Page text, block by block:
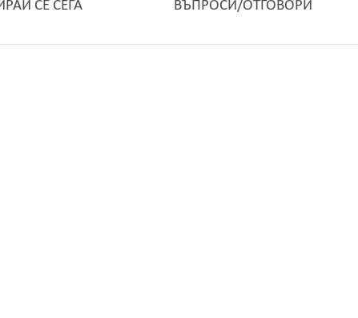
СЕ СЕГА ВЪПРОСИ/ОТГОВОРИ